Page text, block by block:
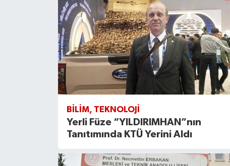
BILIM, TEKNOLOJI
Yerli Füze “YILDIRIMHAN”nın
Tanıtımında KTÜ Yerini Aldı